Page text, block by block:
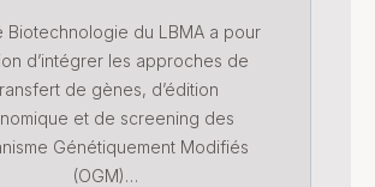
Biotechnologie du LBMA a pour
d’intégrer les approches de
de gènes, d’édition
et de screening des
Génétiquement Modifiés
(OGM)…